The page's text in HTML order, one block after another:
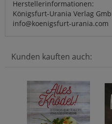
Herstellerinformationen:
Königsfurt-Urania Verlag
info@koenigsfurt-urania.com
Kunden kauften auch: